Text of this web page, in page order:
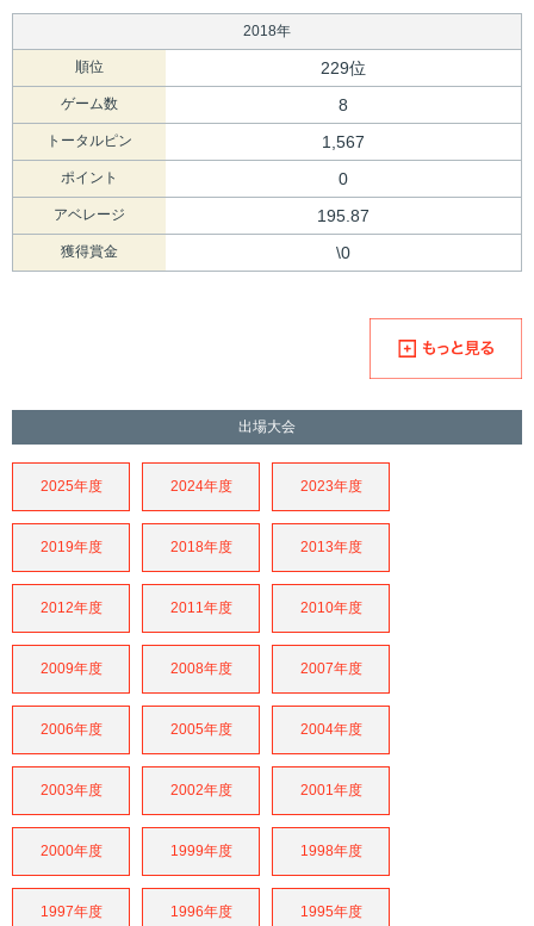
2018年
順位 229位
ゲーム数 8
トータルピン 1,567
ポイント 0
アベレージ 195.87
獲得賞金 \0
出場大会
2025年度 2024年度 2023年度
2019年度 2018年度 2013年度
2012年度 2011年度 2010年度
2009年度 2008年度 2007年度
2006年度 2005年度 2004年度
2003年度 2002年度 2001年度
2000年度 1999年度 1998年度
1997年度 1996年度 1995年度